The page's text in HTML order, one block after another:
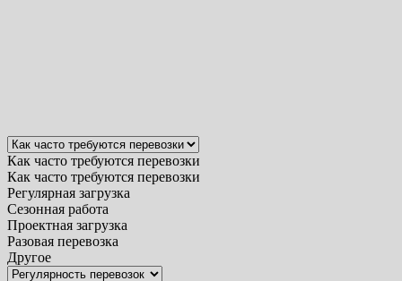
Как часто требуются перевозки
Как часто требуются перевозки
Регулярная загрузка
Сезонная работа
Проектная загрузка
Разовая перевозка
Другое